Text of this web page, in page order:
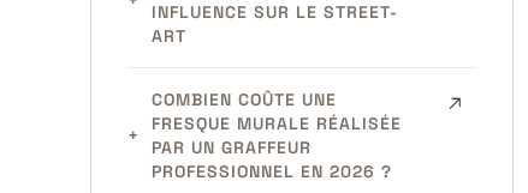
INFLUENCE SUR LE STREET-
ART
COMBIEN COÛTE UNE
FRESQUE MURALE RÉALISÉE
PAR UN GRAFFEUR
PROFESSIONNEL EN 2026 ?